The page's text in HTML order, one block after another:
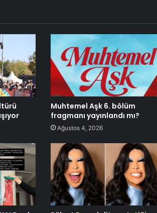
Muhtemel Aşk 6. bölüm
fragmanı yayınlandı mı?
Ağustos 4, 2026